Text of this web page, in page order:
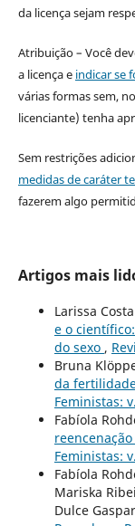
da licença sejam
Atribuição – Você
a licença e indicar se
várias formas sem,
licenciante) tenha
Sem restrições
medidas de caráter
fazerem algo
Artigos mais
Larissa
e o
do sexo ,
Bruna
da
Feministas:
Fabíola
Feministas:
Fabíola
Mariska
Dulce